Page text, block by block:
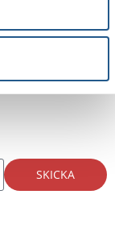
SKICKA